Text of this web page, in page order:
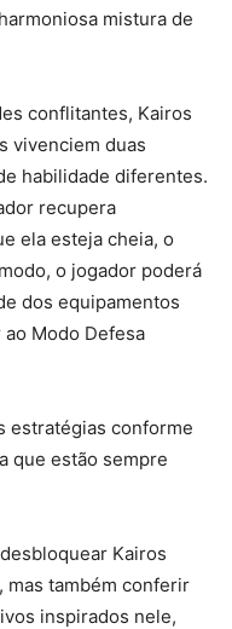
mistura de
conflitantes, Kairos
vivenciem duas
habilidade diferentes.
recupera
ela esteja cheia, o
o jogador poderá
dos equipamentos
Modo Defesa
estratégias conforme
que estão sempre
Kairos
mas também conferir
inspirados nele,